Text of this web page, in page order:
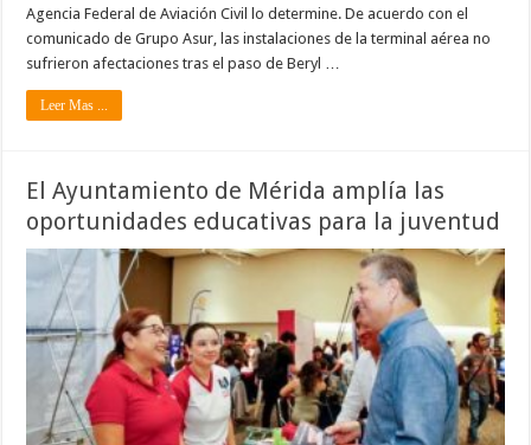
Agencia Federal de Aviación Civil lo determine. De acuerdo con el
comunicado de Grupo Asur, las instalaciones de la terminal aérea no
sufrieron afectaciones tras el paso de Beryl …
Leer Mas ...
El Ayuntamiento de Mérida amplía las
oportunidades educativas para la juventud